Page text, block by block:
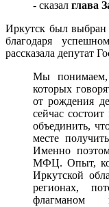
- сказал глава
Иркутск был выбран
благодаря
рассказала депутат
Мы понимаем,
которых
от рождения
сейчас
объединить,
месте
Именно
МФЦ. Опыт,
Иркутской
регионах,